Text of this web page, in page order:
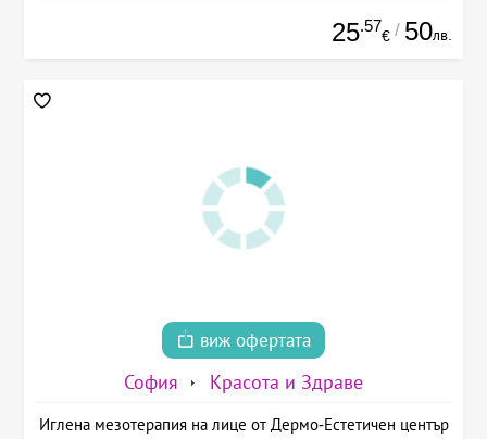
25.57
€ / 50лв.
виж офертата
София Красота и Здраве
Иглена мезотерапия на лице от Дермо-Естетичен център